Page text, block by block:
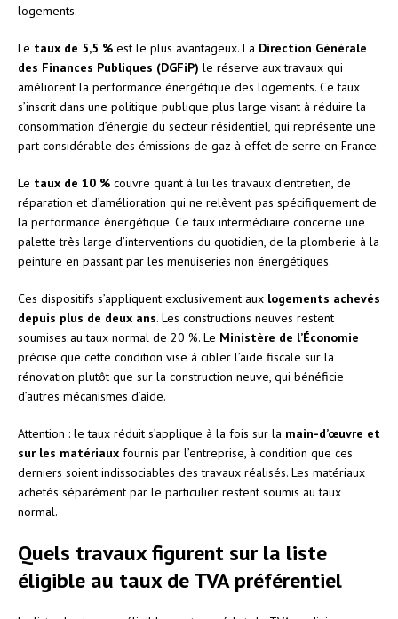
logements.
Le taux de 5,5 % est le plus avantageux. La Direction Générale
des Finances Publiques (DGFiP) le réserve aux travaux qui
améliorent la performance énergétique des logements. Ce taux
s’inscrit dans une politique publique plus large visant à réduire la
consommation d’énergie du secteur résidentiel, qui représente une
part considérable des émissions de gaz à effet de serre en France.
Le taux de 10 % couvre quant à lui les travaux d’entretien, de
réparation et d’amélioration qui ne relèvent pas spécifiquement de
la performance énergétique. Ce taux intermédiaire concerne une
palette très large d’interventions du quotidien, de la plomberie à la
peinture en passant par les menuiseries non énergétiques.
Ces dispositifs s’appliquent exclusivement aux logements achevés
depuis plus de deux ans. Les constructions neuves restent
soumises au taux normal de 20 %. Le Ministère de l’Économie
précise que cette condition vise à cibler l’aide fiscale sur la
rénovation plutôt que sur la construction neuve, qui bénéficie
d’autres mécanismes d’aide.
Attention : le taux réduit s’applique à la fois sur la main-d’œuvre et
sur les matériaux fournis par l’entreprise, à condition que ces
derniers soient indissociables des travaux réalisés. Les matériaux
achetés séparément par le particulier restent soumis au taux
normal.
Quels travaux figurent sur la liste
éligible au taux de TVA préférentiel